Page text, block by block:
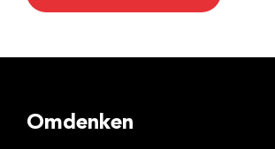
Omdenken